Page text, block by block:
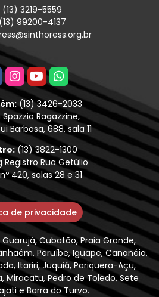
(13) 3219-5559
(13) 99200-4137
(13) 3426-2033
Ragazzine,
Barbosa, 688, sala 11
(13) 3822-1300
Registro Rua Getúlio
420, salas 28 e 31
de privacidade
Cubatão, Praia Grande,
Peruíbe, Iguape, Cananéia,
Itariri, Juquiá, Pariquera-Açu,
Miracatu, Pedro de Toledo, Sete
e Barra do Turvo.